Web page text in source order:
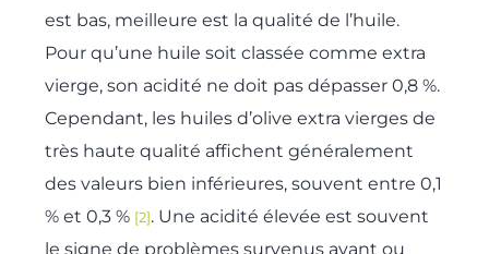
est bas, meilleure est la qualité de l’huile.
Pour qu’une huile soit classée comme extra
vierge, son acidité ne doit pas dépasser 0,8 %.
Cependant, les huiles d’olive extra vierges de
très haute qualité affichent généralement
des valeurs bien inférieures, souvent entre 0,1
% et 0,3 % [2]. Une acidité élevée est souvent
le signe de problèmes survenus avant ou